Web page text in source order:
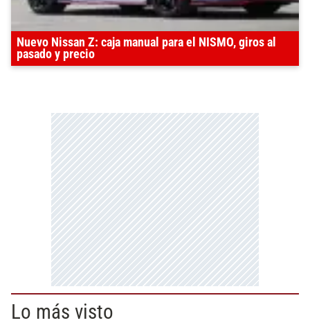
Nuevo Nissan Z: caja manual para el NISMO, giros al
pasado y precio
Lo más visto